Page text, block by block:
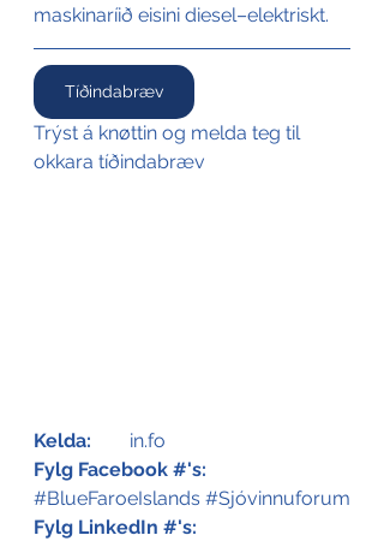
maskinaríið eisini diesel–elektriskt.
Tíðindabræv
Trýst á knøttin og melda teg til
okkara tíðindabræv
Kelda:
	in.fo
Fylg Facebook #'s:
#BlueFaroeIslands #Sjóvinnuforum
Fylg LinkedIn #'s: